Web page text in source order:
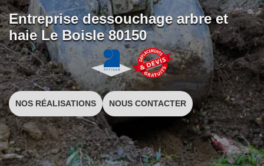
Entreprise dessouchage arbre et
haie Le Boisle 80150
NOS RÉALISATIONS NOUS CONTACTER